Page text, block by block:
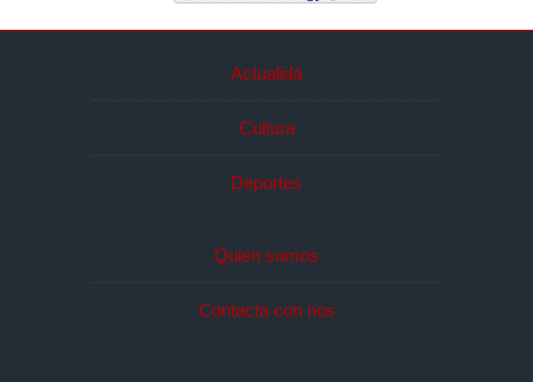
Actualidá
Cultura
Deportes
Quién somos
Contacta con nos